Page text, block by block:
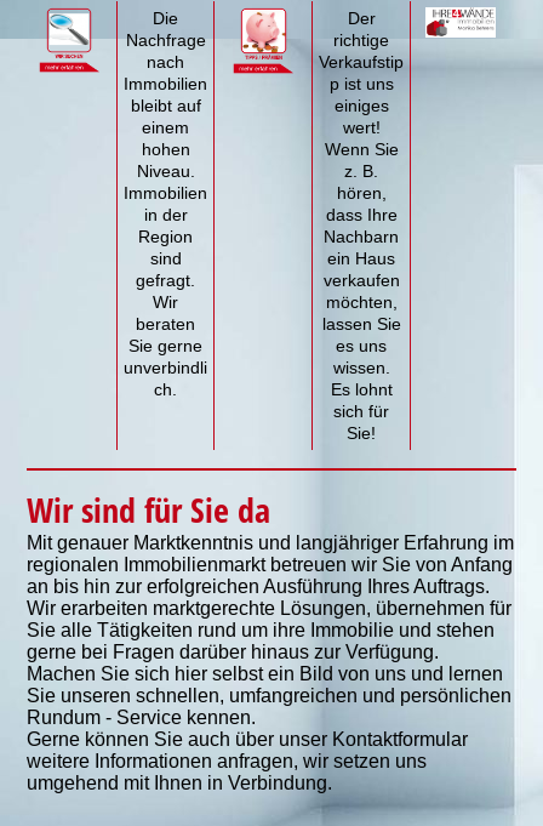
Die
Nachfrage
nach
Immobilien
bleibt auf
einem
hohen
Niveau.
Immobilien
in der
Region
sind
gefragt.
Wir
beraten
Sie gerne
unverbindli
ch.
Der
richtige
Verkaufstip
p ist uns
einiges
wert!
Wenn Sie
z. B.
hören,
dass Ihre
Nachbarn
ein Haus
verkaufen
möchten,
lassen Sie
es uns
wissen.
Es lohnt
sich für
Sie!
Wir sind für Sie da
Mit genauer Marktkenntnis und langjähriger Erfahrung im
regionalen Immobilienmarkt betreuen wir Sie von Anfang
an bis hin zur erfolgreichen Ausführung Ihres Auftrags.
Wir erarbeiten marktgerechte Lösungen, übernehmen für
Sie alle Tätigkeiten rund um ihre Immobilie und stehen
gerne bei Fragen darüber hinaus zur Verfügung.
Machen Sie sich hier selbst ein Bild von uns und lernen
Sie unseren schnellen, umfangreichen und persönlichen
Rundum - Service kennen.
Gerne können Sie auch über unser Kontaktformular
weitere Informationen anfragen, wir setzen uns
umgehend mit Ihnen in Verbindung.